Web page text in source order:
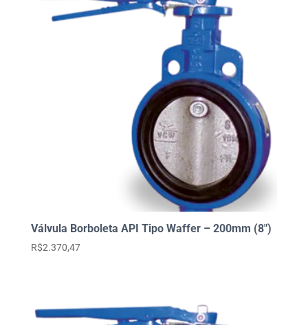
Válvula Borboleta API Tipo Waffer – 200mm (8″)
R$2.370,47